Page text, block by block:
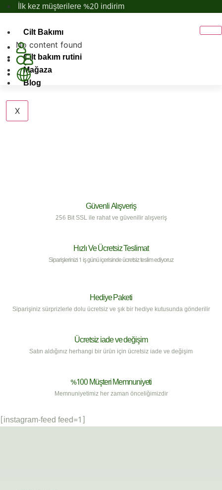
İçeriğeİlk kez müşterilere %20 indirim
Cilt Bakımı
No content found
Cilt bakım rutini
Mağaza
Blog
X
Güvenli Alışveriş
256 Bit SSL ile rahat ve güvenilir alışveriş
Hızlı Ve Ücretsiz Teslimat
Siparişlerinizi 1 iş günü içerisinde ücretsiz teslim ediyoruz
Hediye Paketi
Siparişiniz sürprizlerle dolu ücretsiz ve şık bir hediye kutusunda gönderilir
Ücretsiz iade ve değişim
Satın aldığınız herhangi bir ürün için ücretsiz iade ve değişim
%100 Müşteri Memnuniyeti
Memnuniyetimiz her zaman önceliğimizdir
[instagram-feed feed=1]